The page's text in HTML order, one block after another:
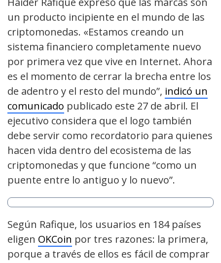
un producto incipiente en el mundo de las
criptomonedas. «Estamos creando un
sistema financiero completamente nuevo
por primera vez que vive en Internet. Ahora
es el momento de cerrar la brecha entre los
de adentro y el resto del mundo”, indicó un
comunicado publicado este 27 de abril. El
ejecutivo considera que el logo también
debe servir como recordatorio para quienes
hacen vida dentro del ecosistema de las
criptomonedas y que funcione “como un
puente entre lo antiguo y lo nuevo”.
Según Rafique, los usuarios en 184 países
eligen OKCoin por tres razones: la primera,
porque a través de ellos es fácil de comprar